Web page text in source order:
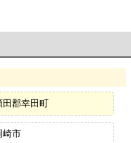
田郡幸田町
崎市